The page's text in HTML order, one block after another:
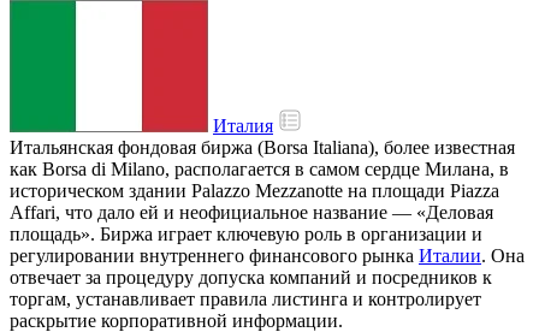
Италия
Итальянская фондовая биржа (Borsa Italiana), более известная
как Borsa di Milano, располагается в самом сердце Милана, в
историческом здании Palazzo Mezzanotte на площади Piazza
Affari, что дало ей и неофициальное название — «Деловая
площадь». Биржа играет ключевую роль в организации и
регулировании внутреннего финансового рынка Италии. Она
отвечает за процедуру допуска компаний и посредников к
торгам, устанавливает правила листинга и контролирует
раскрытие корпоративной информации.